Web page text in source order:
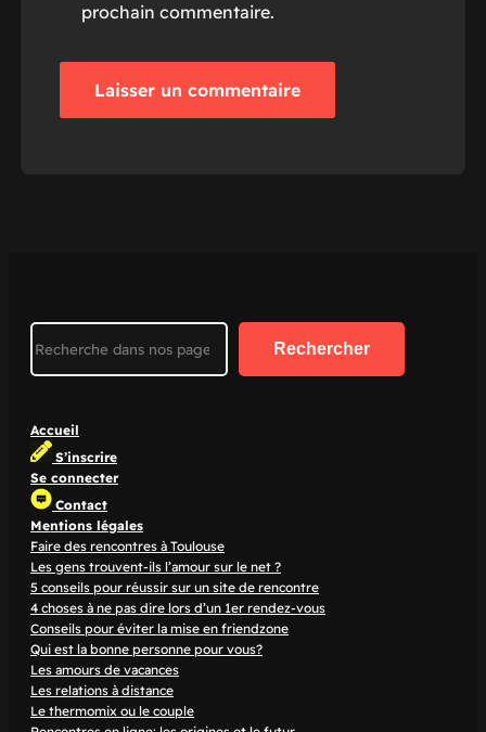
prochain commentaire.
Rechercher
Accueil
S’inscrire
Se connecter
Contact
Mentions légales
Faire des rencontres à Toulouse
Les gens trouvent-ils l’amour sur le net ?
5 conseils pour réussir sur un site de rencontre
4 choses à ne pas dire lors d’un 1er rendez-vous
Conseils pour éviter la mise en friendzone
Qui est la bonne personne pour vous?
Les amours de vacances
Les relations à distance
Le thermomix ou le couple